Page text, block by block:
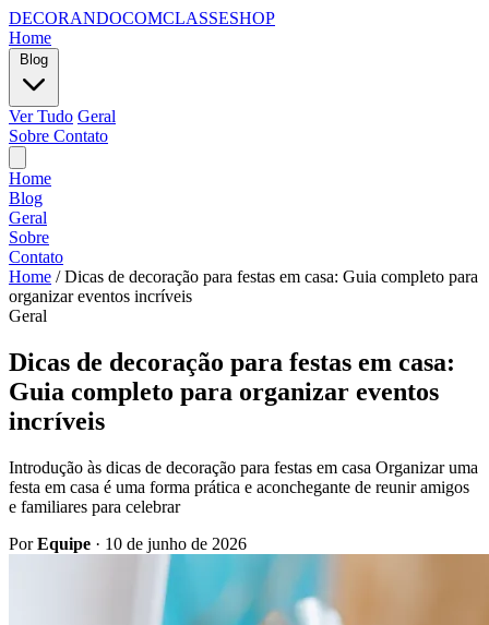
DECORANDOCOMCLASSESHOP
Home
Ver Tudo Geral
Sobre Contato
Home
Blog
Geral
Sobre
Contato
Home / Dicas de decoração para festas em casa: Guia completo para
organizar eventos incríveis
Geral
Dicas de decoração para festas em casa:
Guia completo para organizar eventos
incríveis
Introdução às dicas de decoração para festas em casa Organizar uma
festa em casa é uma forma prática e aconchegante de reunir amigos
e familiares para celebrar
PorEquipe · 10 de junho de 2026